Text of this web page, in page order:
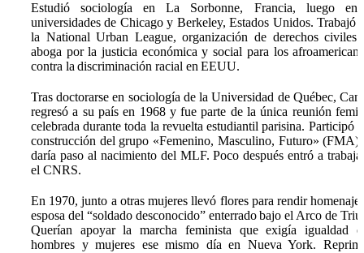
Estudió sociología en La Sorbonne, Francia, luego en
universidades de Chicago y Berkeley, Estados Unidos. Trabajó
la National Urban League, organización de derechos civiles
aboga por la justicia económica y social para los
contra la discriminación racial en EEUU.
Tras doctorarse en sociología de la Universidad de Québec,
regresó a su país en 1968 y fue parte de la única reunión
celebrada durante toda la revuelta estudiantil parisina. Participó
construcción del grupo «Femenino, Masculino, Futuro» (FMA)
daría paso al nacimiento del MLF. Poco después entró a
el CNRS.
En 1970, junto a otras mujeres llevó flores para rendir homenaje
esposa del “soldado desconocido” enterrado bajo el Arco de
Querían apoyar la marcha feminista que exigía igualdad
hombres y mujeres ese mismo día en Nueva York.